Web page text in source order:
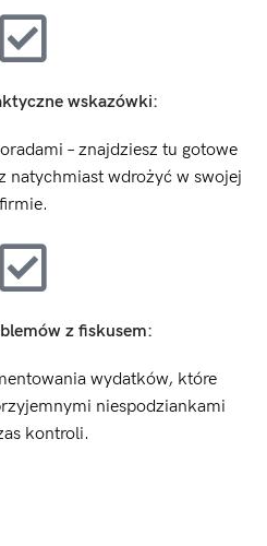
wskazówki:
– znajdziesz tu gotowe
natychmiast wdrożyć w swojej
firmie.
z fiskusem:
wydatków, które
niespodziankami
kontroli.